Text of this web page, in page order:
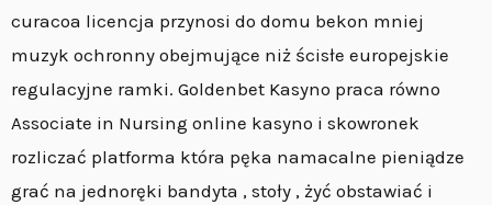
curacoa licencja przynosi do domu bekon mniej
muzyk ochronny obejmujące niż ścisłe europejskie
regulacyjne ramki. Goldenbet Kasyno praca równo
Associate in Nursing online kasyno i skowronek
rozliczać platforma która pęka namacalne pieniądze
grać na jednoręki bandyta , stoły , żyć obstawiać i